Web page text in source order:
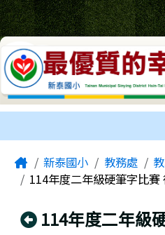
跳至主內容區
臺南市新泰國小網
導覽列
Home新泰國小 教務處
114年度二年級硬筆字比賽
回上頁
114年度二年級